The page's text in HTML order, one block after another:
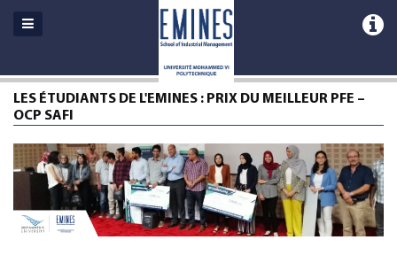
LES ÉTUDIANTS DE L'EMINES : PRIX DU MEILLEUR PFE –
OCP SAFI